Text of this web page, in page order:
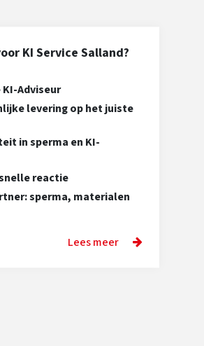
KI Service Salland?
Adviseur
levering op het juiste
in sperma en KI-
reactie
sperma, materialen
Lees meer